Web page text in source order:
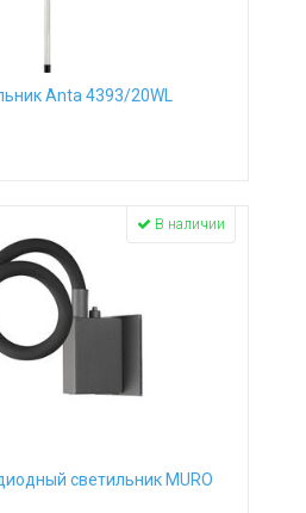
Anta 4393/20WL
светильник MURO
В наличии